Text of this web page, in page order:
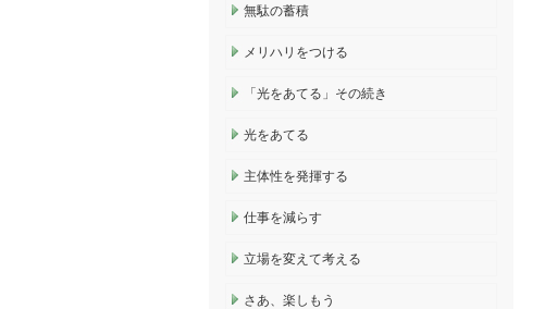
無駄の蓄積
メリハリをつける
「光をあてる」その続き
光をあてる
主体性を発揮する
仕事を減らす
立場を変えて考える
さあ、楽しもう